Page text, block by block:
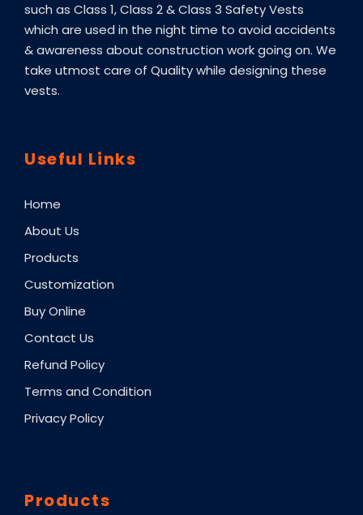
such as Class 1, Class 2 & Class 3 Safety Vests
which are used in the night time to avoid accidents
& awareness about construction work going on. We
take utmost care of Quality while designing these
vests.
Useful Links
Home
About Us
Products
Customization
Buy Online
Contact Us
Refund Policy
Terms and Condition
Privacy Policy
Products